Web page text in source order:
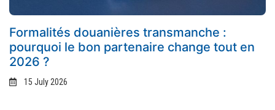
Formalités douanières transmanche :
pourquoi le bon partenaire change tout en
2026 ?
15 July 2026